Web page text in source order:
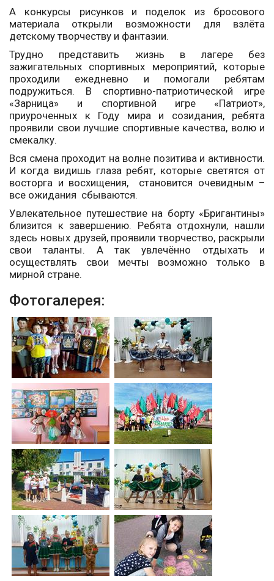
А конкурсы рисунков и поделок из бросового
материала открыли возможности для взлёта
детскому творчеству и фантазии.
Трудно представить жизнь в лагере без
зажигательных спортивных мероприятий, которые
проходили ежедневно и помогали ребятам
подружиться. В спортивно-патриотической игре
«Зарница» и спортивной игре «Патриот»,
приуроченных к Году мира и созидания, ребята
проявили свои лучшие спортивные качества, волю и
смекалку.
Вся смена проходит на волне позитива и активности.
И когда видишь глаза ребят, которые светятся от
восторга и восхищения, становится очевидным –
все ожидания сбываются.
Увлекательное путешествие на борту «Бригантины»
близится к завершению. Ребята отдохнули, нашли
здесь новых друзей, проявили творчество, раскрыли
свои таланты. А так увлечённо отдыхать и
осуществлять свои мечты возможно только в
мирной стране.
Фотогалерея: